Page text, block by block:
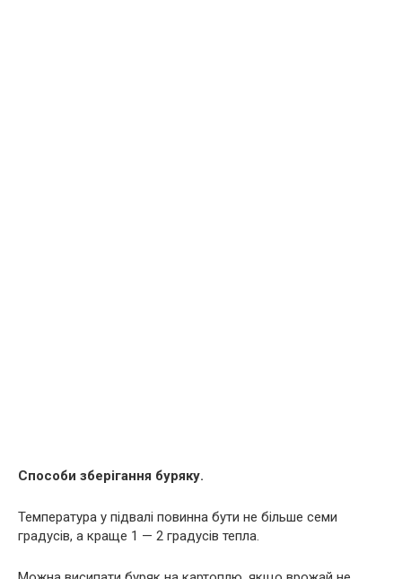
Способи зберігання буряку.
Температура у підвалі повинна бути не більше семи
градусів, а краще 1 — 2 градусів тепла.